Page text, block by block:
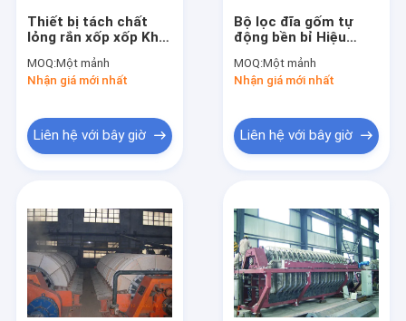
Thiết bị tách chất
lỏng rắn xốp xốp Khai
động dễ dàng
MOQ:Một mảnh
Nhận giá mới nhất
Liên hệ với bây giờ
Bộ lọc đĩa gốm tự
động bền bỉ Hiệu
ràng
MOQ:Một mảnh
Nhận giá mới nhất
Liên hệ với bây giờ